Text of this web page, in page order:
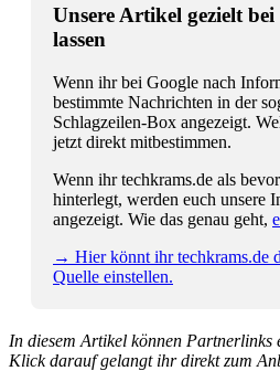
Unsere Artikel gezielt bei
lassen
Wenn ihr bei Google nach
bestimmte Nachrichten in der
Schlagzeilen-Box angezeigt.
jetzt direkt mitbestimmen.
Wenn ihr techkrams.de als
hinterlegt, werden euch unsere
angezeigt. Wie das genau geht,
→ Hier könnt ihr techkrams.de
Quelle einstellen.
In diesem Artikel können Partnerlinks
Klick darauf gelangt ihr direkt zum